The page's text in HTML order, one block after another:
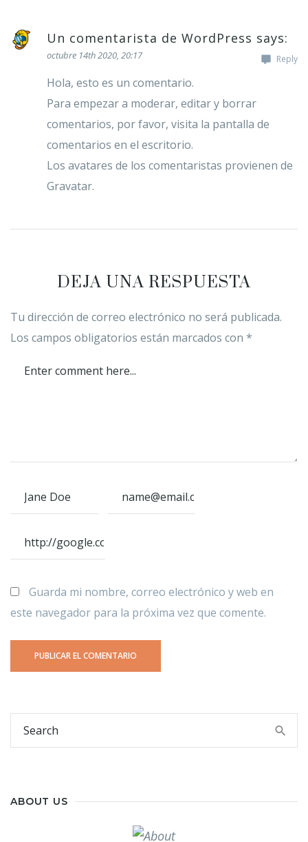
Un comentarista de WordPress says:
Reply
octubre 14th 2020,20:17
Hola, esto es un comentario.
Para empezar a moderar, editar y borrar
comentarios, por favor, visita la pantalla de
comentarios en el escritorio.
Los avatares de los comentaristas provienen de
Gravatar.
DEJA UNA RESPUESTA
Tu dirección de correo electrónico no será publicada.
Los campos obligatorios están marcados con *
Guarda mi nombre, correo electrónico y web en
este navegador para la próxima vez que comente.
ABOUT US